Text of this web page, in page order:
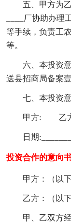
五、甲方为乙
____厂协助办
等手续，负责工
等。
六、本投资意
送县招商局备案壹
七、本投资意
甲方:____乙方
日期
投资合作的意向
甲方：（以下
乙方：（以下
甲、乙双方经